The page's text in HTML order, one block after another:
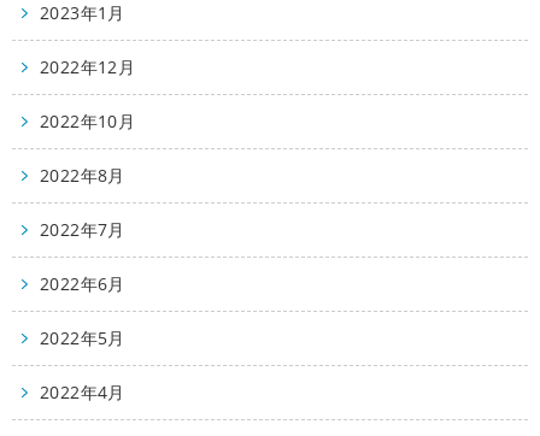
2023年1月
2022年12月
2022年10月
2022年8月
2022年7月
2022年6月
2022年5月
2022年4月